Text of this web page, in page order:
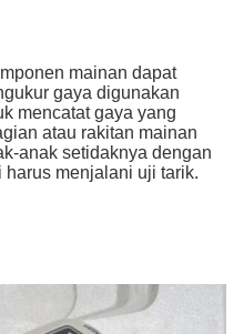
mainan dapat
gaya digunakan
mencatat gaya yang
atau rakitan mainan
anak setidaknya dengan
menjalani uji tarik.